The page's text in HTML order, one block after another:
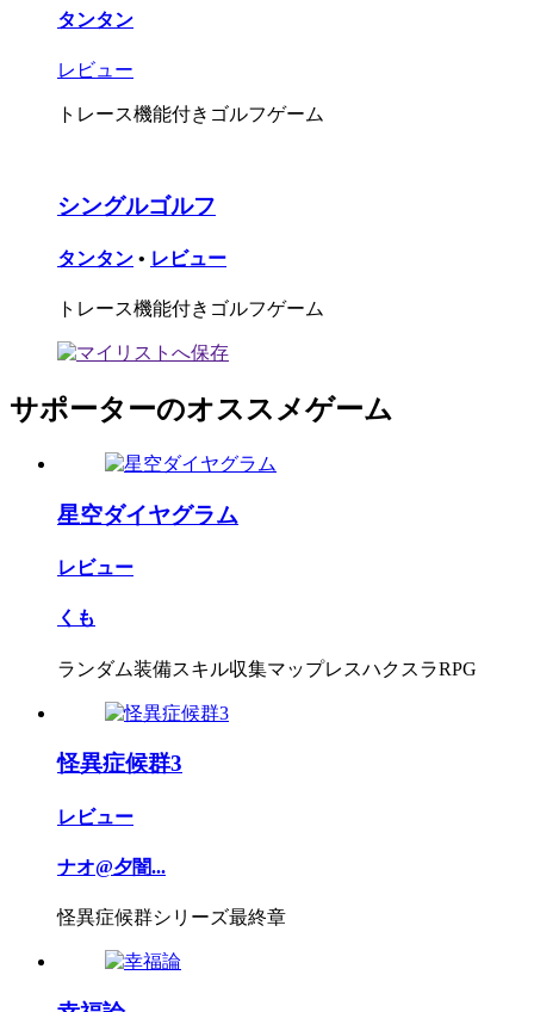
タンタン
レビュー
トレース機能付きゴルフゲーム
シングルゴルフ
タンタン • レビュー
トレース機能付きゴルフゲーム
サポーターのオススメゲーム
星空ダイヤグラム
レビュー
くも
ランダム装備スキル収集マップレスハクスラRPG
怪異症候群3
レビュー
ナオ@夕闇...
怪異症候群シリーズ最終章